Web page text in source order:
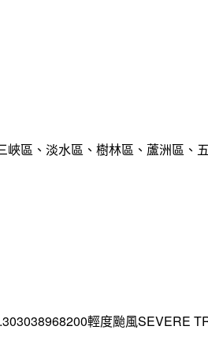
區、淡水區、樹林區、蘆洲區
輕度颱風SEVERE